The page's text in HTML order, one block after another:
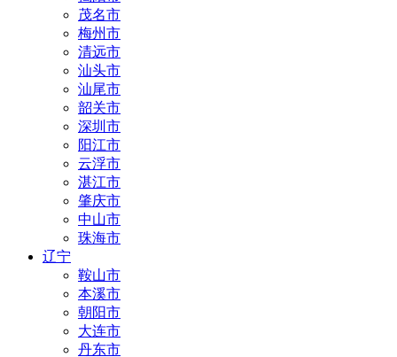
茂名市
梅州市
清远市
汕头市
汕尾市
韶关市
深圳市
阳江市
云浮市
湛江市
肇庆市
中山市
珠海市
辽宁
鞍山市
本溪市
朝阳市
大连市
丹东市